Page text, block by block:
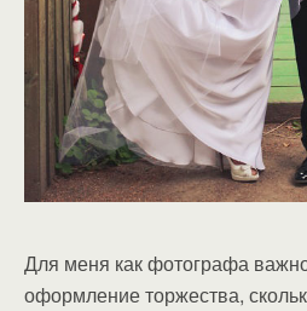
Для меня как фотографа
оформление торжества,